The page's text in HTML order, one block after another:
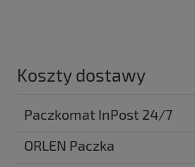
Koszty dostawy
Paczkomat InPost 24/7
ORLEN Paczka